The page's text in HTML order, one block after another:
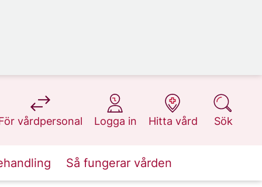
vårdpersonal
på 1177.se
Logga in
på 1177.se
Hitta vård
på 1177.se
Sök
på 1177.se
Så fungerar vården